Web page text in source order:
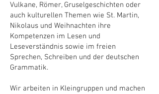
Vulkane, Römer, Gruselgeschichten oder
auch kulturellen Themen wie St. Martin,
Nikolaus und Weihnachten ihre
Kompetenzen im Lesen und
Leseverständnis sowie im freien
Sprechen, Schreiben und der deutschen
Grammatik.
Wir arbeiten in Kleingruppen und machen